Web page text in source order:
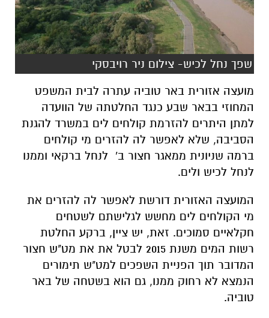
שפך נחל לכיש- צילום ניר רויבסקי
מועצה אזורית באר טוביה עתרה לבית המשפט
המחוזי בבאר שבע כנגד החלטתה של הוועדה
למתן היתרים להזרמת קולחים לים במשרד להגנת
הסביבה, שלא לאפשר לה להזרים מי קולחים
ברמה שניונית ממאגר חצור ב' לנחל ברקאי וממנו
לנחל לכיש ולים.
המועצה האזורית דורשת לאפשר לה להזרים את
מי הקולחים לים מחשש לגלישתם לשטחים
חקלאיים סמוכים. זאת, יש ציין, ברקע החלטת
רשות המים משנת 2015 לבטל את את מט"ש חצור
המדובר תוך הפניית השפכים למט"ש תימורים
הנמצא לא רחוק ממנו, גם הוא בשטחה של באר
טוביה.